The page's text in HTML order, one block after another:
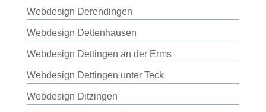
Webdesign Derendingen
Webdesign Dettenhausen
Webdesign Dettingen an der Erms
Webdesign Dettingen unter Teck
Webdesign Ditzingen